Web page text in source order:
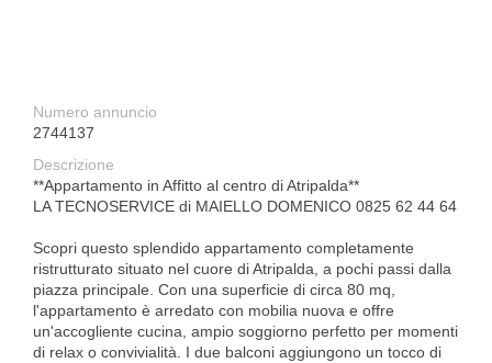
Numero annuncio
2744137
Descrizione
**Appartamento in Affitto al centro di Atripalda**
LA TECNOSERVICE di MAIELLO DOMENICO 0825 62 44 64
Scopri questo splendido appartamento completamente
ristrutturato situato nel cuore di Atripalda, a pochi passi dalla
piazza principale. Con una superficie di circa 80 mq,
l'appartamento è arredato con mobilia nuova e offre
un'accogliente cucina, ampio soggiorno perfetto per momenti
di relax o convivialità. I due balconi aggiungono un tocco di